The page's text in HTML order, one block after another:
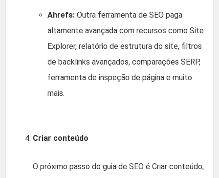
Ahrefs: Outra ferramenta de SEO paga
altamente avançada com recursos como Site
Explorer, relatório de estrutura do site, filtros
de backlinks avançados, comparações SERP,
ferramenta de inspeção de página e muito
mais.
Criar conteúdo
O próximo passo do guia de SEO é Criar conteúdo,